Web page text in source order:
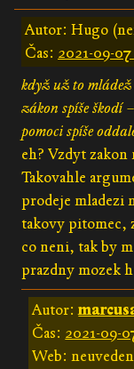
Autor: Hugo
Čas: 2021-09-
když už to mládež
zákon spíše škodí
pomoci spíše
eh? Vzdyt
Takovahle
prodeje mladezi
takovy pitomec,
co neni, tak by
prazdny mozek
Autor:
Čas: 2021-09-
Web: neuveden